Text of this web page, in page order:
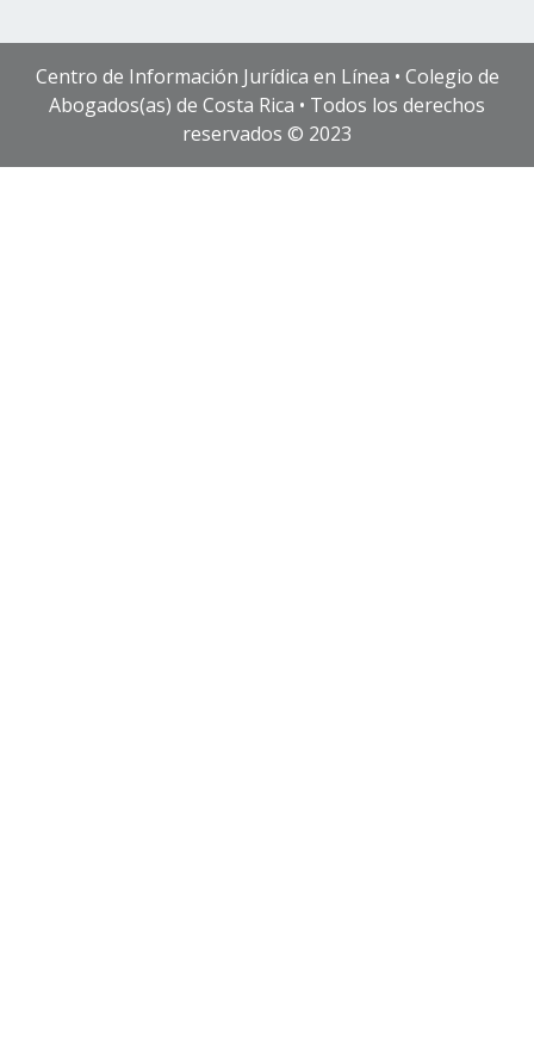
Centro de Información Jurídica en Línea • Colegio de
Abogados(as) de Costa Rica • Todos los derechos
reservados © 2023